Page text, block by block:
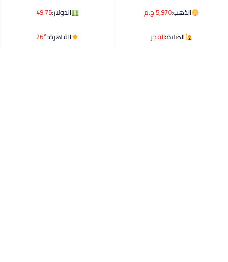
الذهب:5,970 ج.م الدولار:49.75
الصلاة:الفجر القاهرة:26°